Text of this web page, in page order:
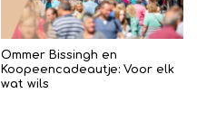
Ommer Bissingh en
Koopeencadeautje: Voor elk
wat wils